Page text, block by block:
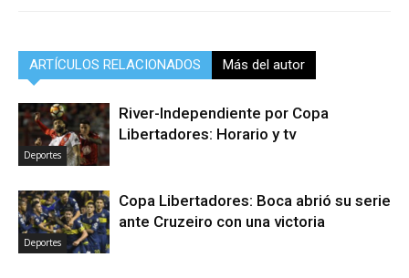
ARTÍCULOS RELACIONADOS Más del autor
Deportes
River-Independiente por Copa
Libertadores: Horario y tv
Deportes
Copa Libertadores: Boca abrió su serie
ante Cruzeiro con una victoria